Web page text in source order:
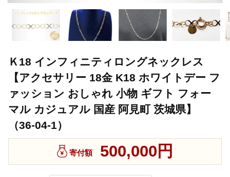
Ｋ18 インフィニティロングネックレス
【アクセサリー 18金 K18 ホワイトデー フ
ァッション おしゃれ 小物 ギフト フォー
マル カジュアル 国産 阿見町 茨城県】
（36-04-1）
寄付額 500,000円